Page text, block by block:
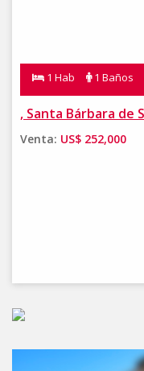
1 Hab 1 Baños
, Santa Bárbara de
Venta: US$ 252,000